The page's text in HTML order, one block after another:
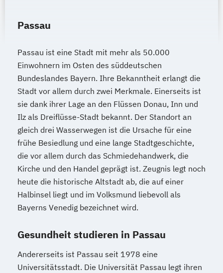
Passau
Passau ist eine Stadt mit mehr als 50.000
Einwohnern im Osten des süddeutschen
Bundeslandes Bayern. Ihre Bekanntheit erlangt die
Stadt vor allem durch zwei Merkmale. Einerseits ist
sie dank ihrer Lage an den Flüssen Donau, Inn und
Ilz als Dreiflüsse-Stadt bekannt. Der Standort an
gleich drei Wasserwegen ist die Ursache für eine
frühe Besiedlung und eine lange Stadtgeschichte,
die vor allem durch das Schmiedehandwerk, die
Kirche und den Handel geprägt ist. Zeugnis legt noch
heute die historische Altstadt ab, die auf einer
Halbinsel liegt und im Volksmund liebevoll als
Bayerns Venedig bezeichnet wird.
Gesundheit studieren in Passau
Andererseits ist Passau seit 1978 eine
Universitätsstadt. Die Universität Passau legt ihren